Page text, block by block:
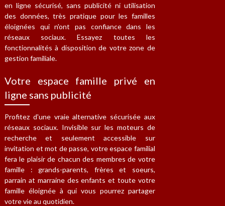
en ligne sécurisé, sans publicité ni utilisation
des données, très pratique pour les familles
éloignées qui n'ont pas confiance dans les
réseaux sociaux. Essayez toutes les
fonctionnalités à disposition de votre zone de
gestion familiale.
Votre espace famille privé en
ligne sans publicité
Profitez d'une vraie alternative sécurisée aux
réseaux sociaux. Invisible sur les moteurs de
recherche et seulement accessible sur
invitation et mot de passe, votre espace familial
fera le plaisir de chacun des membres de votre
famille : grands-parents, frères et soeurs,
parrain at marraine des enfants et toute votre
famille éloignée à qui vous pourrez partager
votre vie au quotidien.